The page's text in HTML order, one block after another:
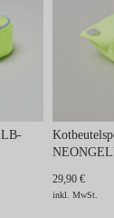
29,90 €
inkl. MwSt.